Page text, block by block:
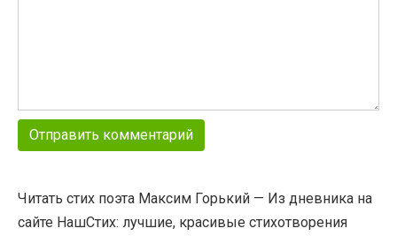
Читать стих поэта Максим Горький — Из дневника на
сайте НашСтих: лучшие, красивые стихотворения